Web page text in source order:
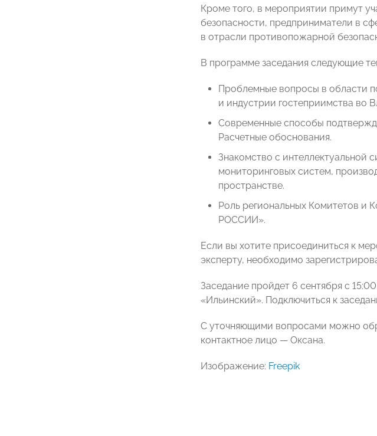
Кроме того, в мероприятии примут
безопасности, предприниматели в
в отрасли противопожарной
В программе заседания следующие
Проблемные вопросы в области
и индустрии гостеприимства во
Современные способы
Расчетные обоснования.
Знакомство с интеллектуальной
мониторинговых систем,
пространстве.
Роль региональных Комитетов и
РОССИИ».
Если вы хотите присоединиться к
эксперту, необходимо
Заседание пройдет 6 сентября с
«Ильинский». Подключиться к
С уточняющими вопросами можно
контактное лицо — Оксана.
Изображение: Freepik